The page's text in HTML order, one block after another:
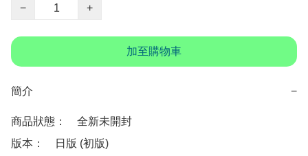
−
+
加至購物車
簡介 −
商品狀態：　全新未開封
版本：　日版 (初版)